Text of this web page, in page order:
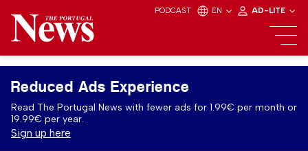
PODCAST EN AD-LITE
Reduced Ads Experience
Read The Portugal News with fewer ads for 1.99€ per month or
19.99€ per year.
Sign up here